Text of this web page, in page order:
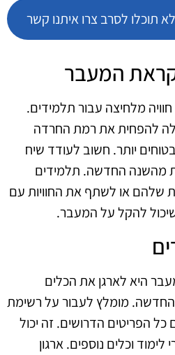
תוכלו לסרב צרו איתנו קשר
המעבר
חוויה מלחיצה עבור תלמידים.
להפחית את רמת החרדה
יותר. חשוב לעודד שיח
מהשנה החדשה. תלמידים
שלהם או לשתף את החוויות עם
להקל על המעבר.
היא לארגן את הכלים
מומלץ לעבור על רשימת
כל הפריטים הדרושים. זה יכול
וכלים נוספים. ארגון